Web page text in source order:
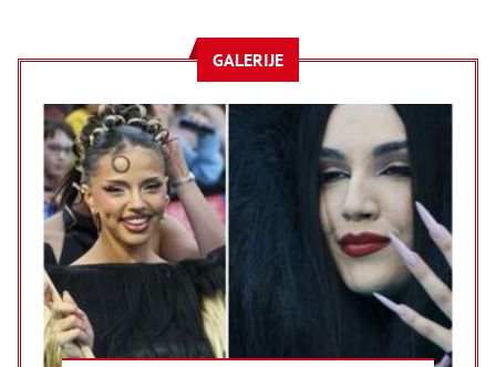
GALERIJE